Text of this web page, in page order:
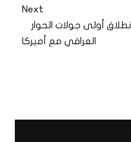
Next
انطلاق أولى جولات الحوار
العراقي مع أميركا